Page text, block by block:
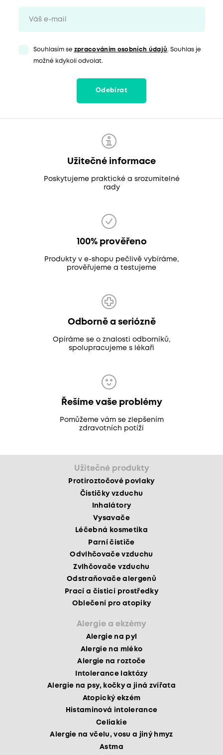
Souhlasím se zpracováním osobních údajů. Souhlas je
možné kdykoli odvolat.
Odebírat
Užitečné informace
Poskytujeme praktické a srozumitelné
rady
100% prověřeno
Produkty v e-shopu pečlivě vybíráme,
prověřujeme a testujeme
Odborně a seriózně
Opíráme se o znalosti odborníků,
spolupracujeme s lékaři
Řešíme vaše problémy
Pomůžeme vám se zlepšením
zdravotních potíží
Užitečné produkty
Protiroztočové povlaky
Čističky vzduchu
Inhalátory
Vysavače
Léčebná kosmetika
Parní čističe
Odvlhčovače vzduchu
Zvlhčovače vzduchu
Odstraňovače alergenů
Prací a čisticí prostředky
Oblečení pro atopiky
Alergie a ekzémy
Alergie na pyl
Alergie na mléko
Alergie na roztoče
Intolerance laktózy
Alergie na psy, kočky a jiná zvířata
Atopický ekzém
Histaminová intolerance
Celiakie
Alergie na včelu, vosu a jiný hmyz
Astma